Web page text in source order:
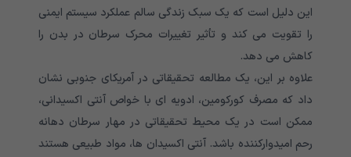
این دلیل است که یک سبک زندگی سالم عملکرد سیستم ایمنی
را تقویت می کند و تأثیر تغییرات محرک سرطان در بدن را
کاهش می دهد.
علاوه بر این، یک مطالعه تحقیقاتی در آمریکای جنوبی نشان
داد که مصرف کورکومین، ادویه ای با خواص آنتی اکسیدانی،
ممکن است در یک محیط تحقیقاتی در مهار سرطان دهانه
رحم امیدوارکننده باشد. آنتی اکسیدان ها، مواد طبیعی هستند